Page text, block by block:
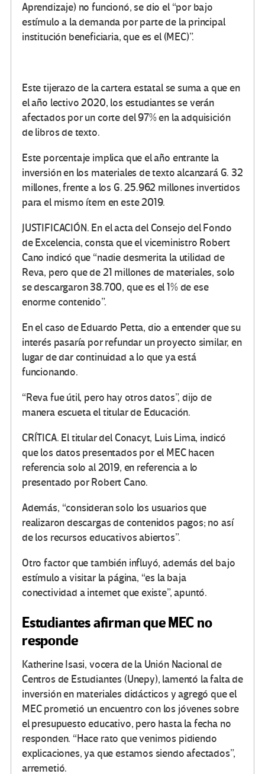
Aprendizaje) no funcionó, se dio el “por bajo
estímulo a la demanda por parte de la principal
institución beneficiaria, que es el (MEC)”.
Este tijerazo de la cartera estatal se suma a que en
el año lectivo 2020, los estudiantes se verán
afectados por un corte del 97% en la adquisición
de libros de texto.
Este porcentaje implica que el año entrante la
inversión en los materiales de texto alcanzará G. 32
millones, frente a los G. 25.962 millones invertidos
para el mismo ítem en este 2019.
JUSTIFICACIÓN. En el acta del Consejo del Fondo
de Excelencia, consta que el viceministro Robert
Cano indicó que “nadie desmerita la utilidad de
Reva, pero que de 21 millones de materiales, solo
se descargaron 38.700, que es el 1% de ese
enorme contenido”.
En el caso de Eduardo Petta, dio a entender que su
interés pasaría por refundar un proyecto similar, en
lugar de dar continuidad a lo que ya está
funcionando.
“Reva fue útil, pero hay otros datos”, dijo de
manera escueta el titular de Educación.
CRÍTICA. El titular del Conacyt, Luis Lima, indicó
que los datos presentados por el MEC hacen
referencia solo al 2019, en referencia a lo
presentado por Robert Cano.
Además, “consideran solo los usuarios que
realizaron descargas de contenidos pagos; no así
de los recursos educativos abiertos”.
Otro factor que también influyó, además del bajo
estímulo a visitar la página, “es la baja
conectividad a internet que existe”, apuntó.
Estudiantes afirman que MEC no
responde
Katherine Isasi, vocera de la Unión Nacional de
Centros de Estudiantes (Unepy), lamentó la falta de
inversión en materiales didácticos y agregó que el
MEC prometió un encuentro con los jóvenes sobre
el presupuesto educativo, pero hasta la fecha no
responden. “Hace rato que venimos pidiendo
explicaciones, ya que estamos siendo afectados”,
arremetió.